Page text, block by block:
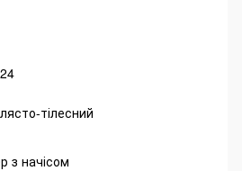
тілесний
з начісом